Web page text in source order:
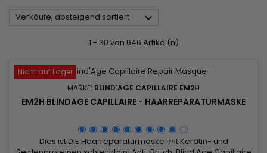
Verkäufe, absteigend sortiert 
1 - 30 von 646 Artikel(n)
Nicht auf Lager
MARKE: BLIND'AGE CAPILLAIRE EM2H
EM2H BLINDAGE CAPILLAIRE - HAARREPARATURMASKE
Dies ist DIE Haarreparaturmaske mit Keratin- und